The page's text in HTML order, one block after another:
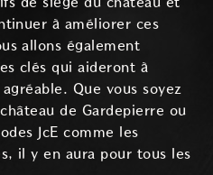
à améliorer ces
allons également
clés qui aideront à
Que vous soyez
de Gardepierre ou
JcE comme les
il y en aura pour tous les